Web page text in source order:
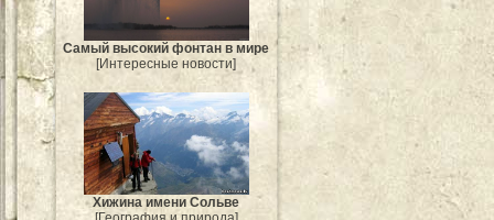
Самый высокий фонтан в мире
[Интересные новости]
Хижина имени Сольве